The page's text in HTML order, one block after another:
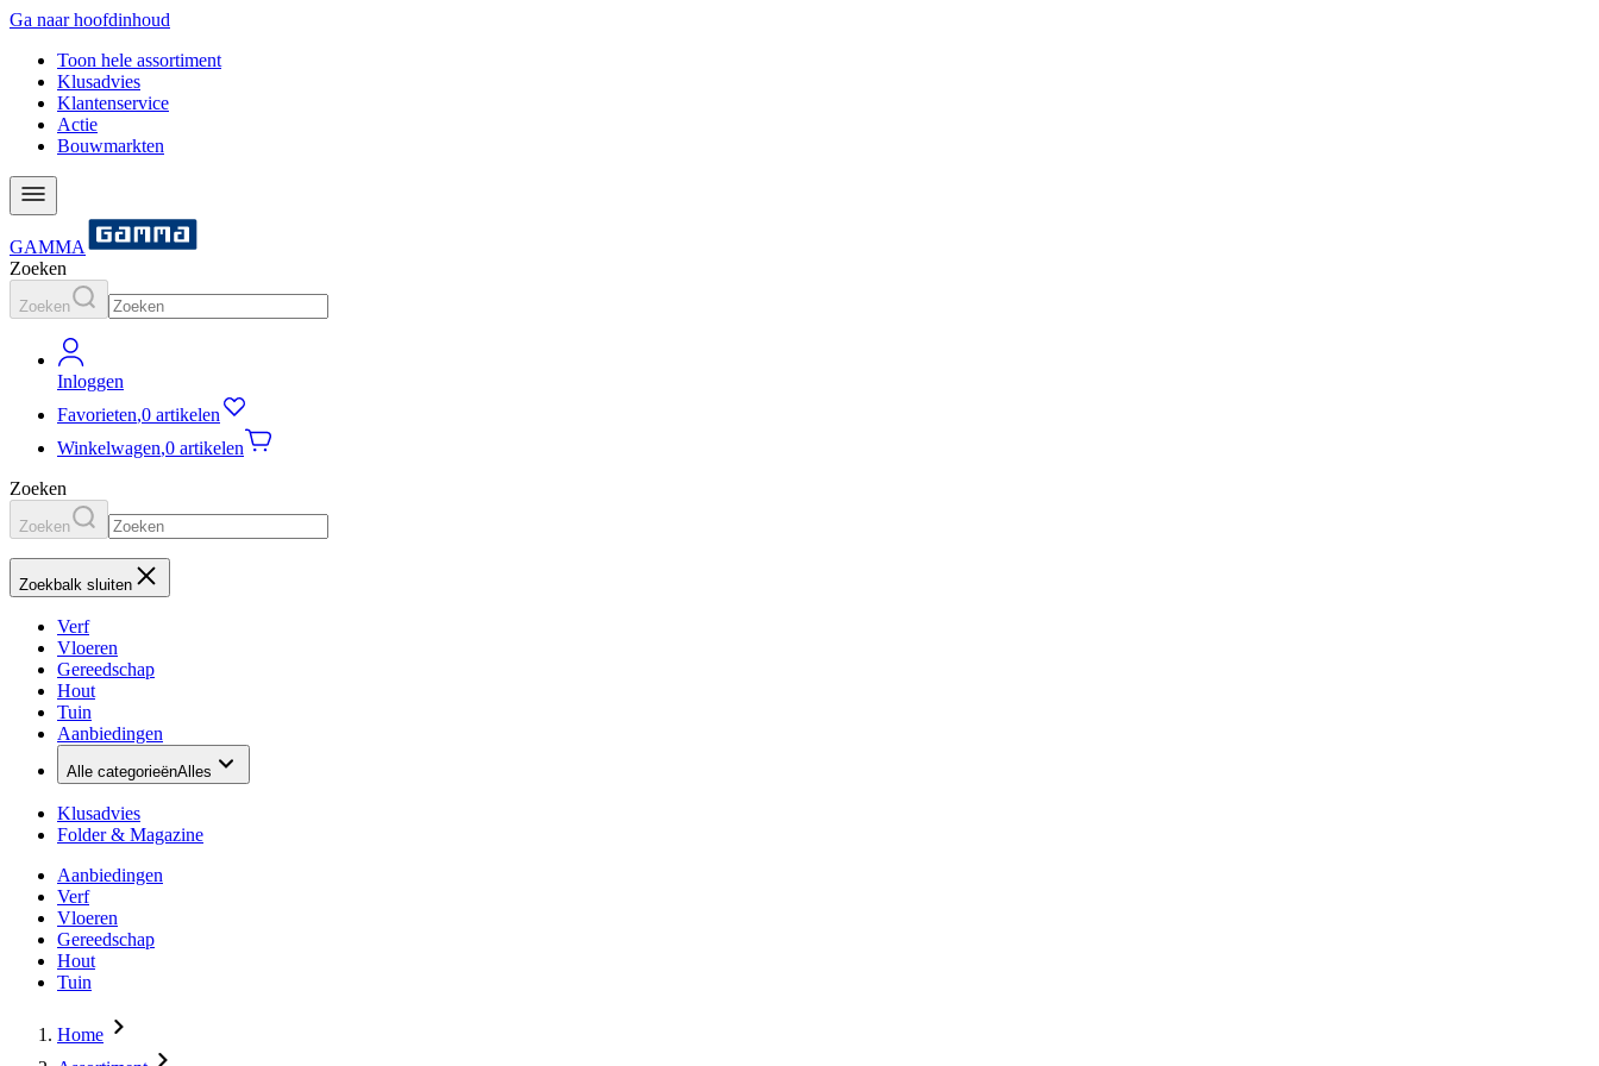
Ga naar hoofdinhoud
Toon hele assortiment
Klusadvies
Klantenservice
Actie
Bouwmarkten
GAMMA
Zoeken
Zoeken
Inloggen
Favorieten,0 artikelen
Winkelwagen,0 artikelen
Zoeken
Zoeken
Zoekbalk sluiten
Verf
Vloeren
Gereedschap
Hout
Tuin
Aanbiedingen
Alle categorieënAlles
Klusadvies
Folder & Magazine
Aanbiedingen
Verf
Vloeren
Gereedschap
Hout
Tuin
Home